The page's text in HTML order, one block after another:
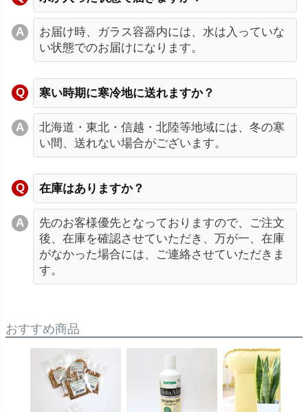
お届け時、ガラス容器内には、水は入っていな
い状態でのお届けになります。
寒い時期に寒冷地に送れますか？
北海道・東北・信越・北陸等地域には、冬の寒
い間、送れない場合がございます。
在庫はありますか？
先のお客様優先となっておりますので、ご注文
後、在庫を確認させていただき、万が一、在庫
がなかった場合には、ご連絡させていただきま
す。
おすすめ商品